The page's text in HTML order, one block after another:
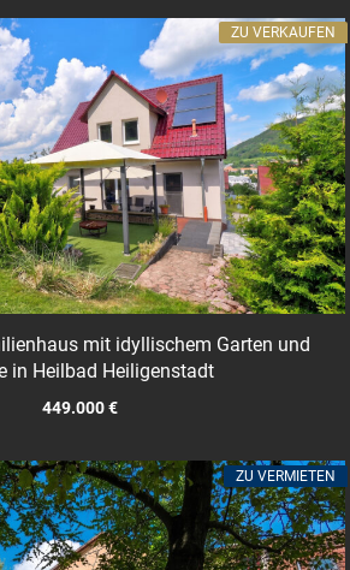
mit idyllischem Garten und
in Heilbad Heiligenstadt
449.000 €
ZU VERKAUFEN
ZU VERMIETEN